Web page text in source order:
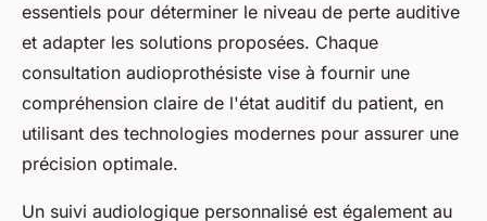
essentiels pour déterminer le niveau de perte auditive
et adapter les solutions proposées. Chaque
consultation audioprothésiste vise à fournir une
compréhension claire de l'état auditif du patient, en
utilisant des technologies modernes pour assurer une
précision optimale.
Un suivi audiologique personnalisé est également au